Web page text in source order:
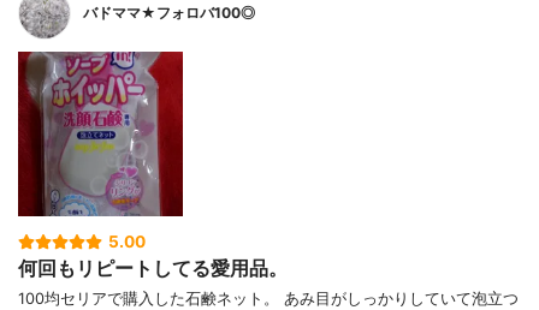
バドママ★フォロバ100◎
5.00
何回もリピートしてる愛用品。
100均セリアで購入した石鹸ネット。 あみ目がしっかりしていて泡立つ